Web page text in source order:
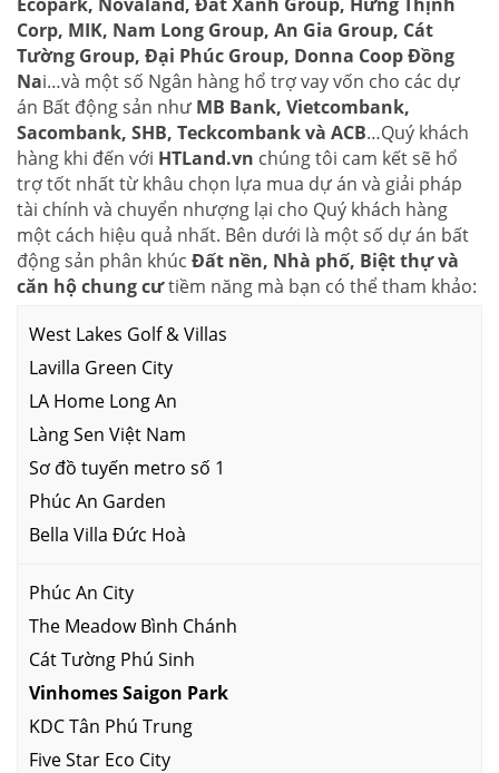
Corp, MIK, Nam Long Group, An Gia Group, Cát
Tường Group, Đại Phúc Group, Donna Coop Đồng
Nai…và một số Ngân hàng hổ trợ vay vốn cho các dự
án Bất động sản như MB Bank, Vietcombank,
Sacombank, SHB, Teckcombank và ACB…Quý khách
hàng khi đến với HTLand.vn chúng tôi cam kết sẽ hổ
trợ tốt nhất từ khâu chọn lựa mua dự án và giải pháp
tài chính và chuyển nhượng lại cho Quý khách hàng
một cách hiệu quả nhất. Bên dưới là một số dự án bất
động sản phân khúc Đất nền, Nhà phố, Biệt thự và
căn hộ chung cưtiềm năng mà bạn có thể tham khảo:
West Lakes Golf & Villas
Lavilla Green City
LA Home Long An
Làng Sen Việt Nam
Sơ đồ tuyến metro số 1
Phúc An Garden
Bella Villa Đức Hoà
Phúc An City
The Meadow Bình Chánh
Cát Tường Phú Sinh
Vinhomes Saigon Park
KDC Tân Phú Trung
Five Star Eco City